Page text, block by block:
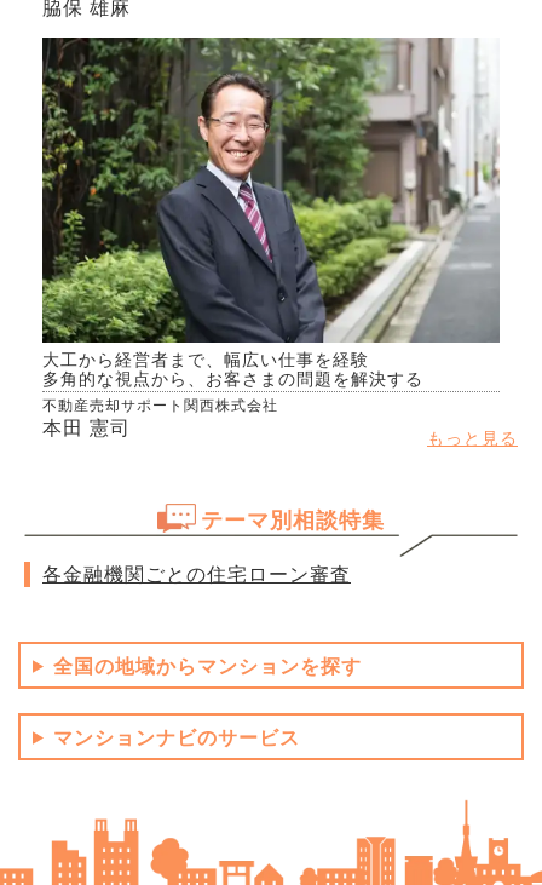
脇保 雄麻
大工から経営者まで、幅広い仕事を経験
多角的な視点から、お客さまの問題を解決する
不動産売却サポート関西株式会社
本田 憲司 もっと見る
テーマ別相談特集
各金融機関ごとの住宅ローン審査
全国の地域からマンションを探す
マンションナビのサービス